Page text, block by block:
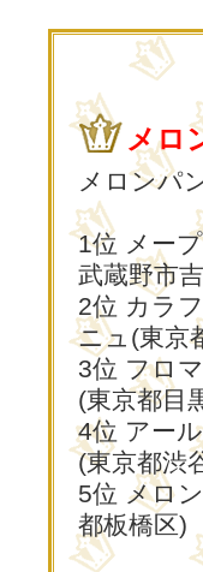
メロ
メロンパ
1位 メー
武蔵野市
2位 カラ
ニュ(東京
3位 フロ
(東京都目
4位 アー
(東京都渋
5位 メロ
都板橋区)